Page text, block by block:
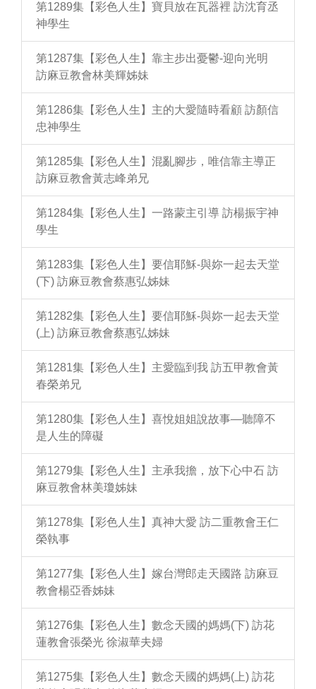
第1289集【彩色人生】寶貝放在瓦器裡 訪沈育丞
神學生
第1287集【彩色人生】靠主步出憂鬱-迎向光明
訪麻豆教會林美輝姊妹
第1286集【彩色人生】主的大愛隨時看顧 訪顏信
忠神學生
第1285集【彩色人生】混亂腳步，唯信靠主導正
訪麻豆教會黃志峰弟兄
第1284集【彩色人生】一路蒙主引導 訪楊振宇神
學生
第1283集【彩色人生】要信耶穌-與妳一起去天堂
(下) 訪麻豆教會蔡惠弘姊妹
第1282集【彩色人生】要信耶穌-與妳一起去天堂
(上) 訪麻豆教會蔡惠弘姊妹
第1281集【彩色人生】主愛臨到我 訪五甲教會黃
春榮弟兄
第1280集【彩色人生】喜悅姐姐說故事—聽障不
是人生的障礙
第1279集【彩色人生】主承我擔，放下心中石 訪
麻豆教會林美瓊姊妹
第1278集【彩色人生】真神大愛 訪二重教會王仁
榮執事
第1277集【彩色人生】嫁台灣郎走天國路 訪麻豆
教會楊亞香姊妹
第1276集【彩色人生】數念天國的媽媽(下) 訪花
蓮教會張榮光 徐淑華夫婦
第1275集【彩色人生】數念天國的媽媽(上) 訪花